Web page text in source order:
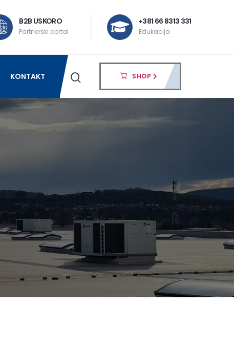
B2B USKORO
Partnerski portal
+381 66 8313 331
Edukacija
KONTAKT SHOP